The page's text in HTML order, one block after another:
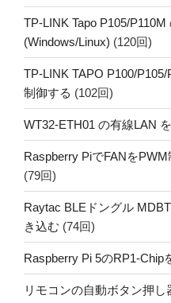
TP-LINK Tapo P105/
(Windows/Linux) (120回)
TP-LINK TAPO P100/
制御する (102回)
WT32-ETH01 の有線LAN
Raspberry PiでFANを
(79回)
Raytac BLEドングル
き込む (74回)
Raspberry Pi 5のRP1-Chip
リモコンの自動ボタン押し